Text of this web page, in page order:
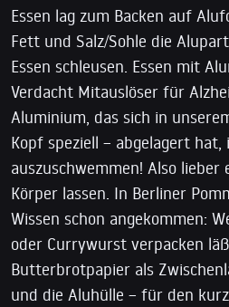
Essen lag zum Backen auf
Fett und Salz/Sohle die
Essen schleusen. Essen mit
Verdacht Mitauslöser für
Aluminium, das sich in
Kopf speziell – abgelagert
auszuschwemmen! Also
Körper lassen. In Berliner
Wissen schon angekommen:
oder Currywurst verpacken
Butterbrotpapier als
und die Aluhülle – für den